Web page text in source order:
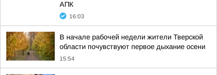
АПК
16:03
В начале рабочей недели жители Тверской
области почувствуют первое дыхание осени
15:54